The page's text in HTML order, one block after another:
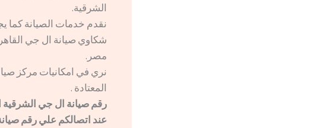
الشرقية.
نقدم خدمات الصيانة
شكاوي صيانة ال جي
مصر.
نري في امكانيات مركز
المعتادة .
رقم صيانة ال جي الشرقية